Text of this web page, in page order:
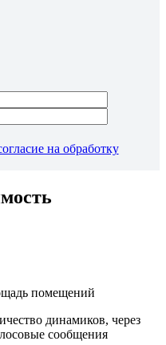
на обработку
помещений
динамиков, через
сообщения